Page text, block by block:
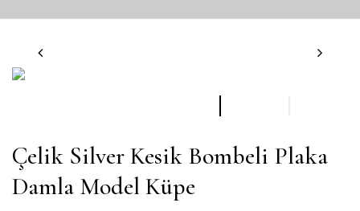
Çelik Silver Kesik Bombeli Plaka
Damla Model Küpe